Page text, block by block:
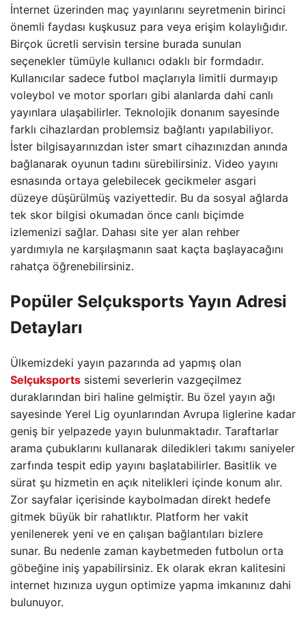
İnternet üzerinden maç yayınlarını seyretmenin birinci
önemli faydası kuşkusuz para veya erişim kolaylığıdır.
Birçok ücretli servisin tersine burada sunulan
seçenekler tümüyle kullanıcı odaklı bir formdadır.
Kullanıcılar sadece futbol maçlarıyla limitli durmayıp
voleybol ve motor sporları gibi alanlarda dahi canlı
yayınlara ulaşabilirler. Teknolojik donanım sayesinde
farklı cihazlardan problemsiz bağlantı yapılabiliyor.
İster bilgisayarınızdan ister smart cihazınızdan anında
bağlanarak oyunun tadını sürebilirsiniz. Video yayını
esnasında ortaya gelebilecek gecikmeler asgari
düzeye düşürülmüş vaziyettedir. Bu da sosyal ağlarda
tek skor bilgisi okumadan önce canlı biçimde
izlemenizi sağlar. Dahası site yer alan rehber
yardımıyla ne karşılaşmanın saat kaçta başlayacağını
rahatça öğrenebilirsiniz.
Popüler Selçuksports Yayın Adresi
Detayları
Ülkemizdeki yayın pazarında ad yapmış olan
Selçuksports sistemi severlerin vazgeçilmez
duraklarından biri haline gelmiştir. Bu özel yayın ağı
sayesinde Yerel Lig oyunlarından Avrupa liglerine kadar
geniş bir yelpazede yayın bulunmaktadır. Taraftarlar
arama çubuklarını kullanarak diledikleri takımı saniyeler
zarfında tespit edip yayını başlatabilirler. Basitlik ve
sürat şu hizmetin en açık nitelikleri içinde konum alır.
Zor sayfalar içerisinde kaybolmadan direkt hedefe
gitmek büyük bir rahatlıktır. Platform her vakit
yenilenerek yeni ve en çalışan bağlantıları bizlere
sunar. Bu nedenle zaman kaybetmeden futbolun orta
göbeğine iniş yapabilirsiniz. Ek olarak ekran kalitesini
internet hızınıza uygun optimize yapma imkanınız dahi
bulunuyor.